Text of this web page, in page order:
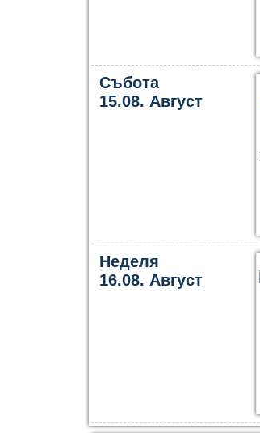
Събота
15.08. Август
Неделя
16.08. Август